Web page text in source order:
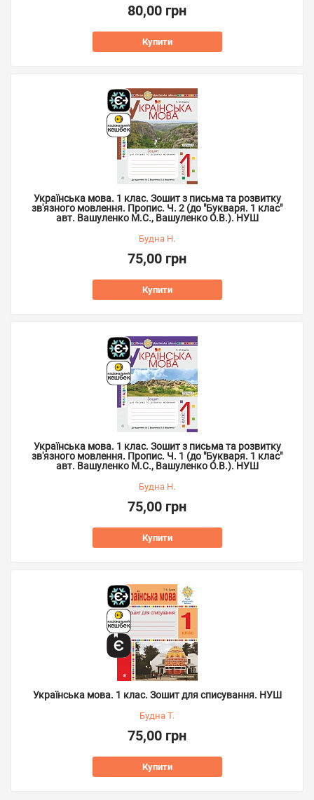
80,00 грн
Купити
Українська мова. 1 клас. Зошит з письма та розвитку
зв'язного мовлення. Пропис. Ч. 2 (до "Букваря. 1 клас"
авт. Вашуленко М.С., Вашуленко О.В.). НУШ
Будна Н.
75,00 грн
Купити
Українська мова. 1 клас. Зошит з письма та розвитку
зв'язного мовлення. Пропис. Ч. 1 (до "Букваря. 1 клас"
авт. Вашуленко М.С., Вашуленко О.В.). НУШ
Будна Н.
75,00 грн
Купити
Українська мова. 1 клас. Зошит для списування. НУШ
Будна Т.
75,00 грн
Купити